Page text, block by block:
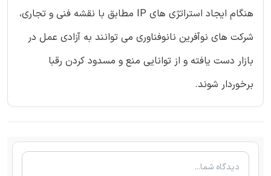
هنگام ایجاد استراتژی های IP مطابق با نقشه فنی و تجاری،
شرکت های نوآفرین نانوفناوری می توانند به آزادی عمل در
بازار دست یافته و از توانایی منع و مسدود کردن رقبا
برخوردار شوند.